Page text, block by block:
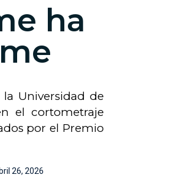
ha
Universidad de
el cortometraje
por el Premio
26, 2026